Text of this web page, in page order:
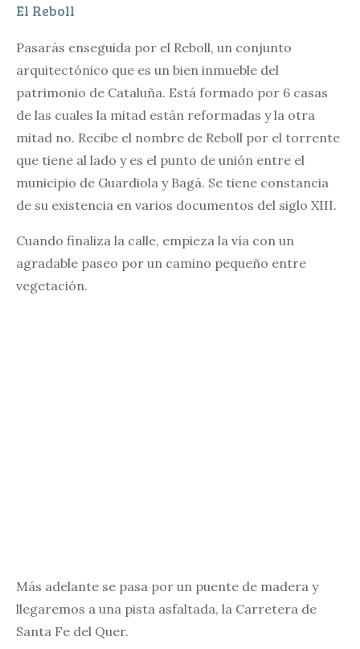
El Reboll
Pasarás enseguida por el Reboll, un conjunto
arquitectónico que es un bien inmueble del
patrimonio de Cataluña. Está formado por 6 casas
de las cuales la mitad están reformadas y la otra
mitad no. Recibe el nombre de Reboll por el torrente
que tiene al lado y es el punto de unión entre el
municipio de Guardiola y Bagá. Se tiene constancia
de su existencia en varios documentos del siglo XIII.
Cuando finaliza la calle, empieza la vía con un
agradable paseo por un camino pequeño entre
vegetación.
Más adelante se pasa por un puente de madera y
llegaremos a una pista asfaltada, la Carretera de
Santa Fe del Quer.